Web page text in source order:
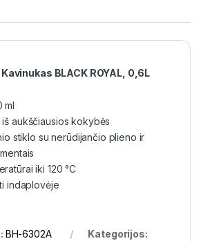
BLACK ROYAL, 0,6L
ml
iš aukščiausios kokybės
stiklo su nerūdijančio plieno ir
iki 120 °C
indaplovėje
BH-6302A
Kategorijos: